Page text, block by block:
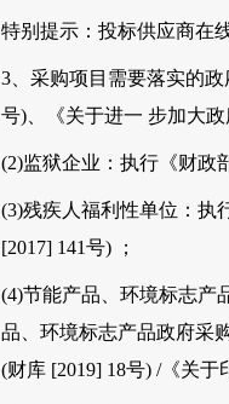
特别提示：投标供应商在
3、采购项目需要落实的
号)、《关于进一 步加大
(2)监狱企业：执行《财政
(3)残疾人福利性单位：执
[2017] 141号) ；
(4)节能产品、环境标志产
品、环境标志产品政府采
(财库 [2019] 18号) /《关